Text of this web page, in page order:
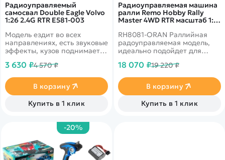
Радиоуправляемая машина
ралли Remo Hobby Rally
Master 4WD RTR масштаб 1:8
RH8081-ORAN Раллийная
радоуправляемая модель,
идеально подойдет для
профессионалов.&nbsp;
сдвоенные тяги с
интегрированным
сервосейвером. Мотор
влагозащищен&nbsp;
18 070 ₽19 220 ₽
В корзину
Купить в 1 клик
Радиоуправляемый
самосвал Double Eagle Volvo
1:26 2.4G RTR E581-003
Модель ездит во всех
направлениях, есть звуковые
эффекты, кузов поднимается
3 630 ₽4 570 ₽
В корзину
Купить в 1 клик
-20%